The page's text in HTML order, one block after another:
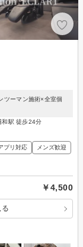
ーマン施術×全室個
和駅 徒歩24分
プリ対応 メンズ歓迎
￥4,500